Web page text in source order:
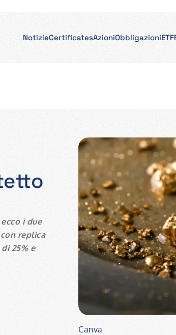
NotizieCertificatesAzioniObbligazioniETF
i due
replica
25% e
Canva